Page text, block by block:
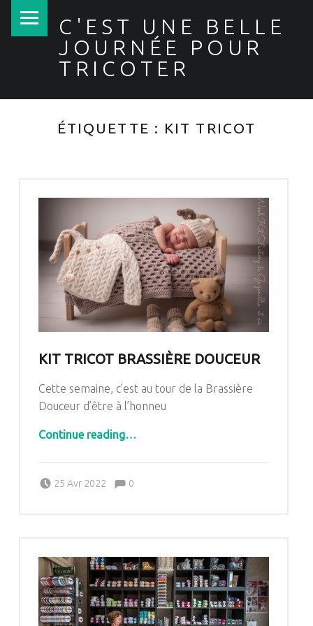
C'EST UNE BELLE
JOURNÉE POUR
TRICOTER
ÉTIQUETTE : KIT TRICOT
KIT TRICOT BRASSIÈRE DOUCEUR
Cette semaine, c’est au tour de la Brassière
Douceur d’être à l’honneu
Continue reading…
25 Avr 2022
Pascale G&-BdC-WKF
Comments:0